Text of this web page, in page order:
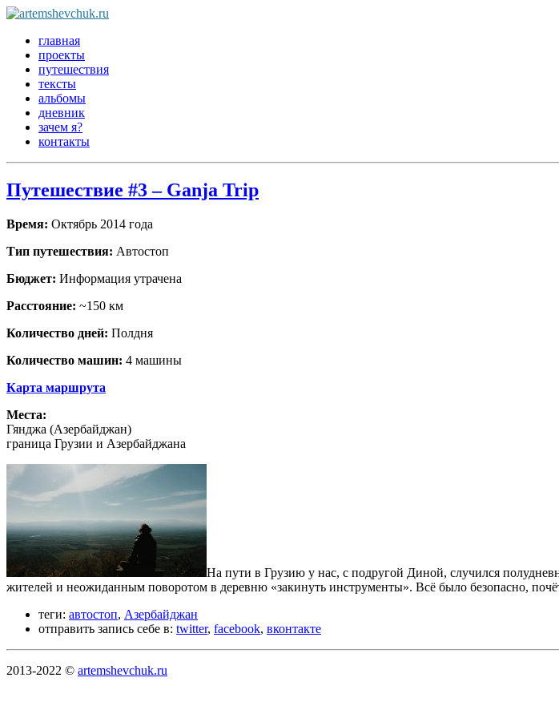
главная
проекты
путешествия
тексты
альбомы
дневник
зачем я?
контакты
Путешествие #3 – Ganja Trip
Время: Октябрь 2014 года
Тип путешествия: Автостоп
Бюджет: Информация утрачена
Расстояние: ~150 км
Количество дней: Полдня
Количество машин: 4 машины
Карта маршрута
Места:
Гянджа (Азербайджан)
граница Грузии и Азербайджана
На пути в Грузию у нас, с подругой Диной, случился
жителей и неожиданным поворотом в деревню «закинуть инструменты». Всё было безопасно,
теги: автостоп, Азербайджан
отправить запись себе в: twitter, facebook, вконтакте
2013-2022 © artemshevchuk.ru